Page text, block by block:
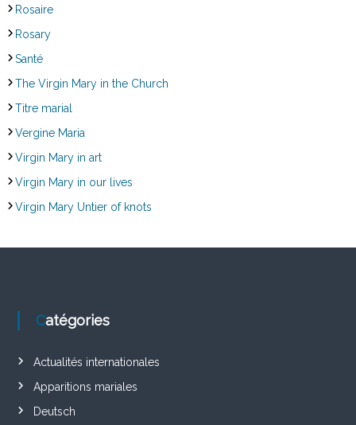
Rosaire
Rosary
Santé
The Virgin Mary in the Church
Titre marial
Vergine Maria
Virgin Mary in art
Virgin Mary in our lives
Virgin Mary Untier of knots
Catégories
Actualités internationales
Apparitions mariales
Deutsch